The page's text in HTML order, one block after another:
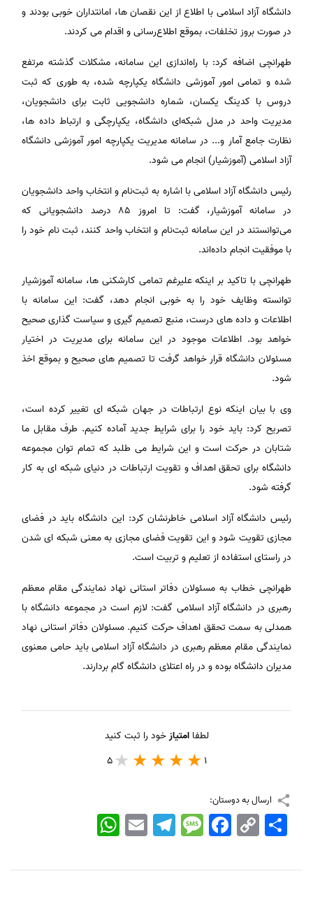
دانشگاه آزاد اسلامی با اطلاع از این نقصان ها، امانتداران خوبی بودند و
در صورت بروز تخلفات، بموقع اطلاع‌رسانی و اقدام می کردند.
طهرانچی اضافه کرد: با راه‎‌اندازی این سامانه، مشکلات گذشته مرتفع
شده و تمامی امور آموزشی دانشگاه یکپارچه شده، به طوری که ثبت
دروس با کدینگ یکسان، شماره دانشجویی ثابت برای دانشجویان،
مدیریت واحد در مدل شبکه‌ای دانشگاه، یکپارچگی و ارتباط داده ها،
نظارت جامع آمار و... در سامانه مدیریت یکپارچه امور آموزشی دانشگاه
آزاد اسلامی (آموزشیار) انجام می شود.
رئیس دانشگاه آزاد اسلامی با اشاره به ثبت‌نام و انتخاب واحد دانشجویان
در سامانه آموزشیار، گفت: تا امروز ۸۵ درصد دانشجویانی که
می‌توانستند در این سامانه ثبت‌نام و انتخاب واحد کنند، ثبت‌ نام خود را
با موفقیت انجام داده‌اند.
طهرانچی با تاکید بر اینکه علیرغم تمامی کارشکنی ها، سامانه آموزشیار
توانسته وظایف خود را به خوبی انجام دهد، گفت: این سامانه با
اطلاعات و داده های درست، منبع تصمیم گیری و سیاست گذاری صحیح
خواهد بود. اطلاعات موجود در این سامانه برای مدیریت در اختیار
مسئولان دانشگاه قرار خواهد گرفت تا تصمیم های صحیح و بموقع اخذ
شود.
وی با بیان اینکه نوع ارتباطات در جهان شبکه ای تغییر کرده است،
تصریح کرد: باید خود را برای شرایط جدید آماده کنیم. طرف مقابل ما
شتابان در حرکت است و این شرایط می طلبد که تمام توان مجموعه
دانشگاه برای تحقق اهداف و تقویت ارتباطات در دنیای شبکه ای به کار
گرفته شود.
رئیس دانشگاه آزاد اسلامی خاطرنشان کرد: این دانشگاه باید در فضای
مجازی تقویت شود و این تقویت فضای مجازی به معنی شبکه ای شدن
در راستای استفاده از تعلیم و تربیت است.
طهرانچی خطاب به مسئولان دفاتر استانی نهاد نمایندگی مقام معظم
رهبری در دانشگاه آزاد اسلامی گفت: لازم است در مجموعه دانشگاه با
همدلی به سمت تحقق اهداف حرکت کنیم. مسئولان دفاتر استانی نهاد
نمایندگی مقام معظم رهبری در دانشگاه آزاد اسلامی باید حامی معنوی
مدیران دانشگاه بوده و در راه اعتلای دانشگاه گام بردارند.
لطفاامتیازخود را ثبت کنید
1
5
ارسال به دوستان:
WhatsApp EmailTelegramMessageFacebook Copy
Link
اشتراک